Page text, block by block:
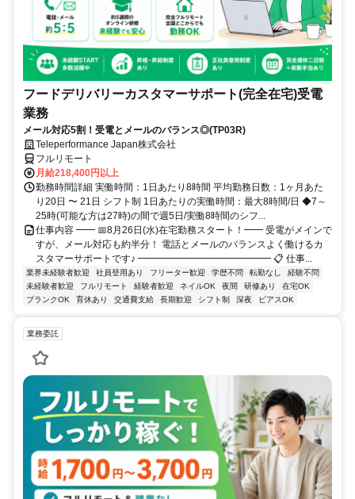
フードデリバリーカスタマーサポート(完全在宅)受電
業務
メール対応5割！受電とメールのバランス◎(TP03R)
Teleperformance Japan株式会社
フルリモート
月給218,400円以上
勤務時間詳細 実働時間：1日あたり8時間 平均勤務日数：1ヶ月あた
り20日 〜 21日 シフト制 1日あたりの実働時間：最大8時間/日 ◆7～
25時(可能な方は27時)の間で週5日/実働8時間のシフ...
仕事内容 ━━ 📅8月26日(水)在宅勤務スタート！━━ 受電がメインで
すが、メール対応も約半分！ 電話とメールのバランスよく働けるカ
スタマーサポートです♪ ━━━━━━━━━━━━━━ 📋 仕事...
業界未経験者歓迎 社員登用あり フリーター歓迎 学歴不問 転勤なし
経験不問
未経験者歓迎
フルリモート 経験者歓迎 ネイルOK 夜間 研修あり
在宅OK
ブランクOK
育休あり 交通費支給 長期歓迎 シフト制 深夜 ピアスOK
業務委託